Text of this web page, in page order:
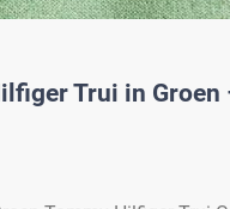
Trui in Groen